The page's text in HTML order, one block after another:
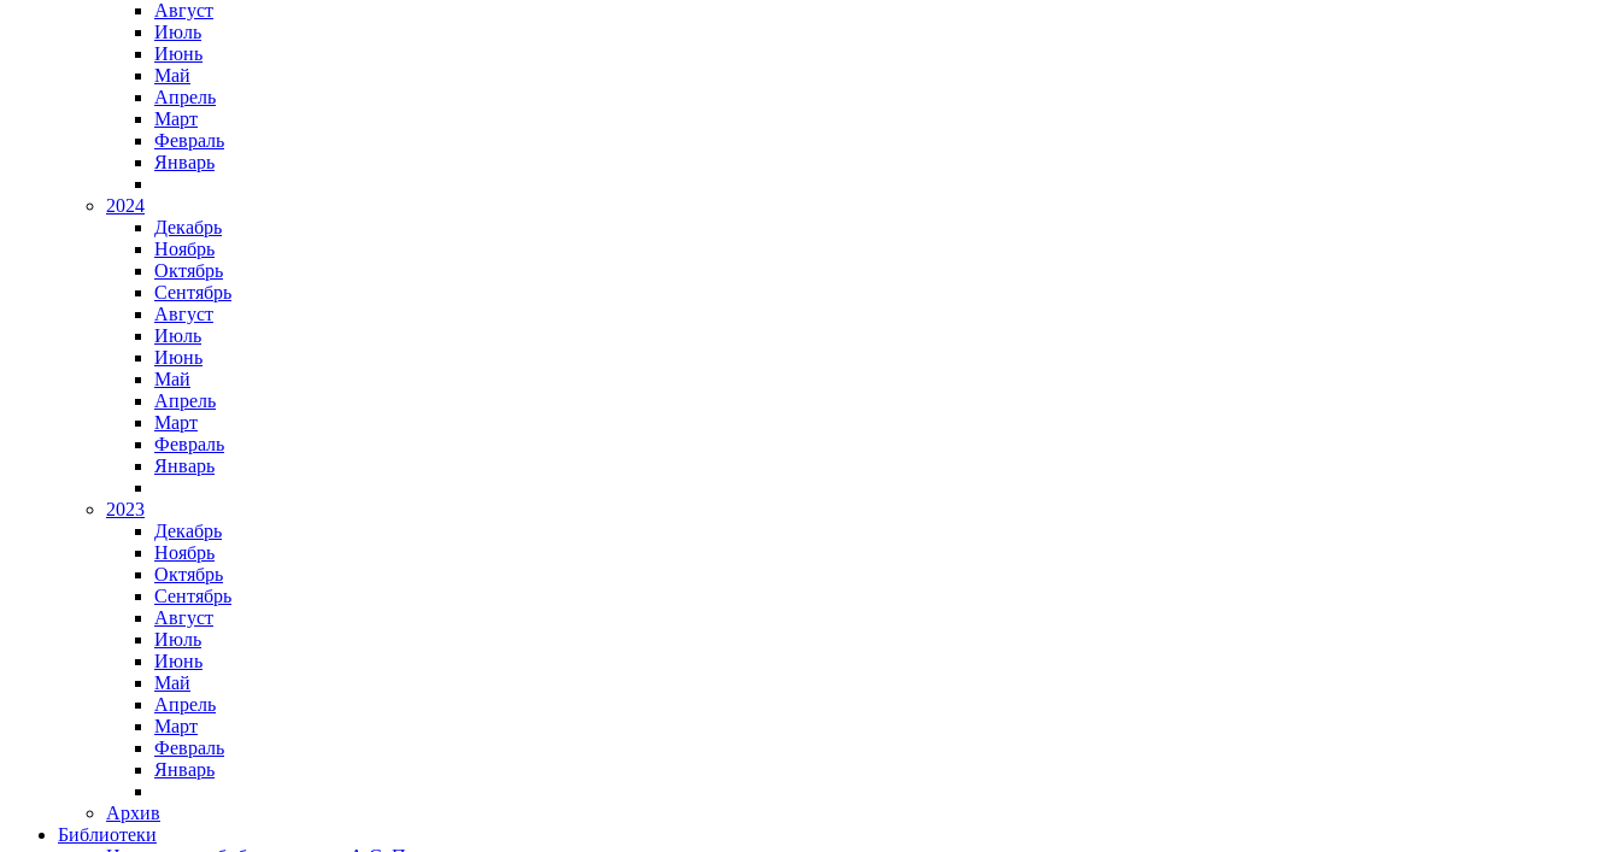
Август
Июль
Июнь
Май
Апрель
Март
Февраль
Январь
2024
Декабрь
Ноябрь
Октябрь
Сентябрь
Август
Июль
Июнь
Май
Апрель
Март
Февраль
Январь
2023
Декабрь
Ноябрь
Октябрь
Сентябрь
Август
Июль
Июнь
Май
Апрель
Март
Февраль
Январь
Архив
Библиотеки